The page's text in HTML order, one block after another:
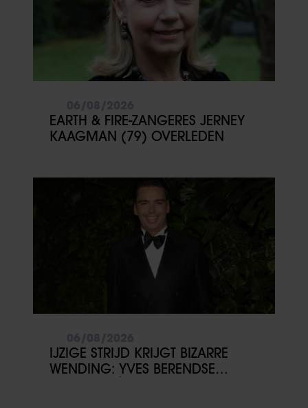
EARTH & FIRE-ZANGERES JERNEY
KAAGMAN (79) OVERLEDEN
IJZIGE STRIJD KRIJGT BIZARRE
WENDING: YVES BERENDSE